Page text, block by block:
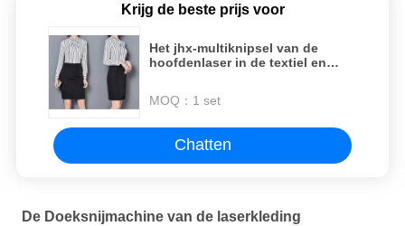
Krijg de beste prijs voor
Het jhx-multiknipsel van de
hoofdenlaser in de textiel en
MOQ： 1 set
Chatten
De Doeksnijmachine van de laserkleding